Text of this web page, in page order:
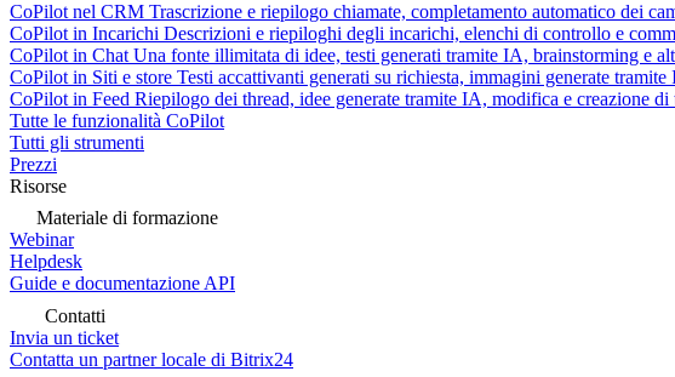
CoPilot nel CRM Trascrizione e riepilogo chiamate, completamento automatico dei
CoPilot in Incarichi Descrizioni e riepiloghi degli incarichi, elenchi di controllo e
CoPilot in Chat Una fonte illimitata di idee, testi generati tramite IA, brainstorming e
CoPilot in Siti e store Testi accattivanti generati su richiesta, immagini generate
CoPilot in Feed Riepilogo dei thread, idee generate tramite IA, modifica e creazione
Tutte le funzionalità CoPilot
Tutti gli strumenti
Prezzi
Risorse
Materiale di formazione
Webinar
Helpdesk
Guide e documentazione API
Contatti
Invia un ticket
Contatta un partner locale di Bitrix24